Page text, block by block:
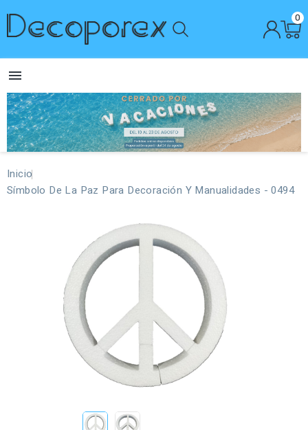
0

Inicio
Símbolo De La Paz Para Decoración Y Manualidades - 0494